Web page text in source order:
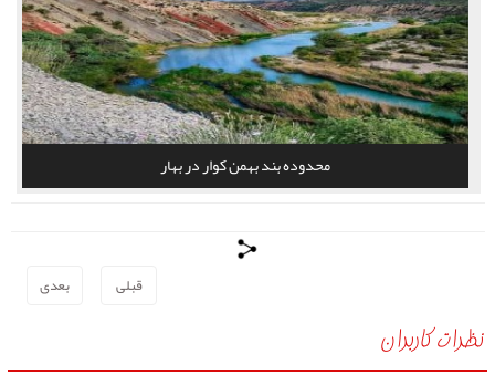
محدوده بند بهمن کوار در بهار
بعدی قبلی
نظرات کاربران